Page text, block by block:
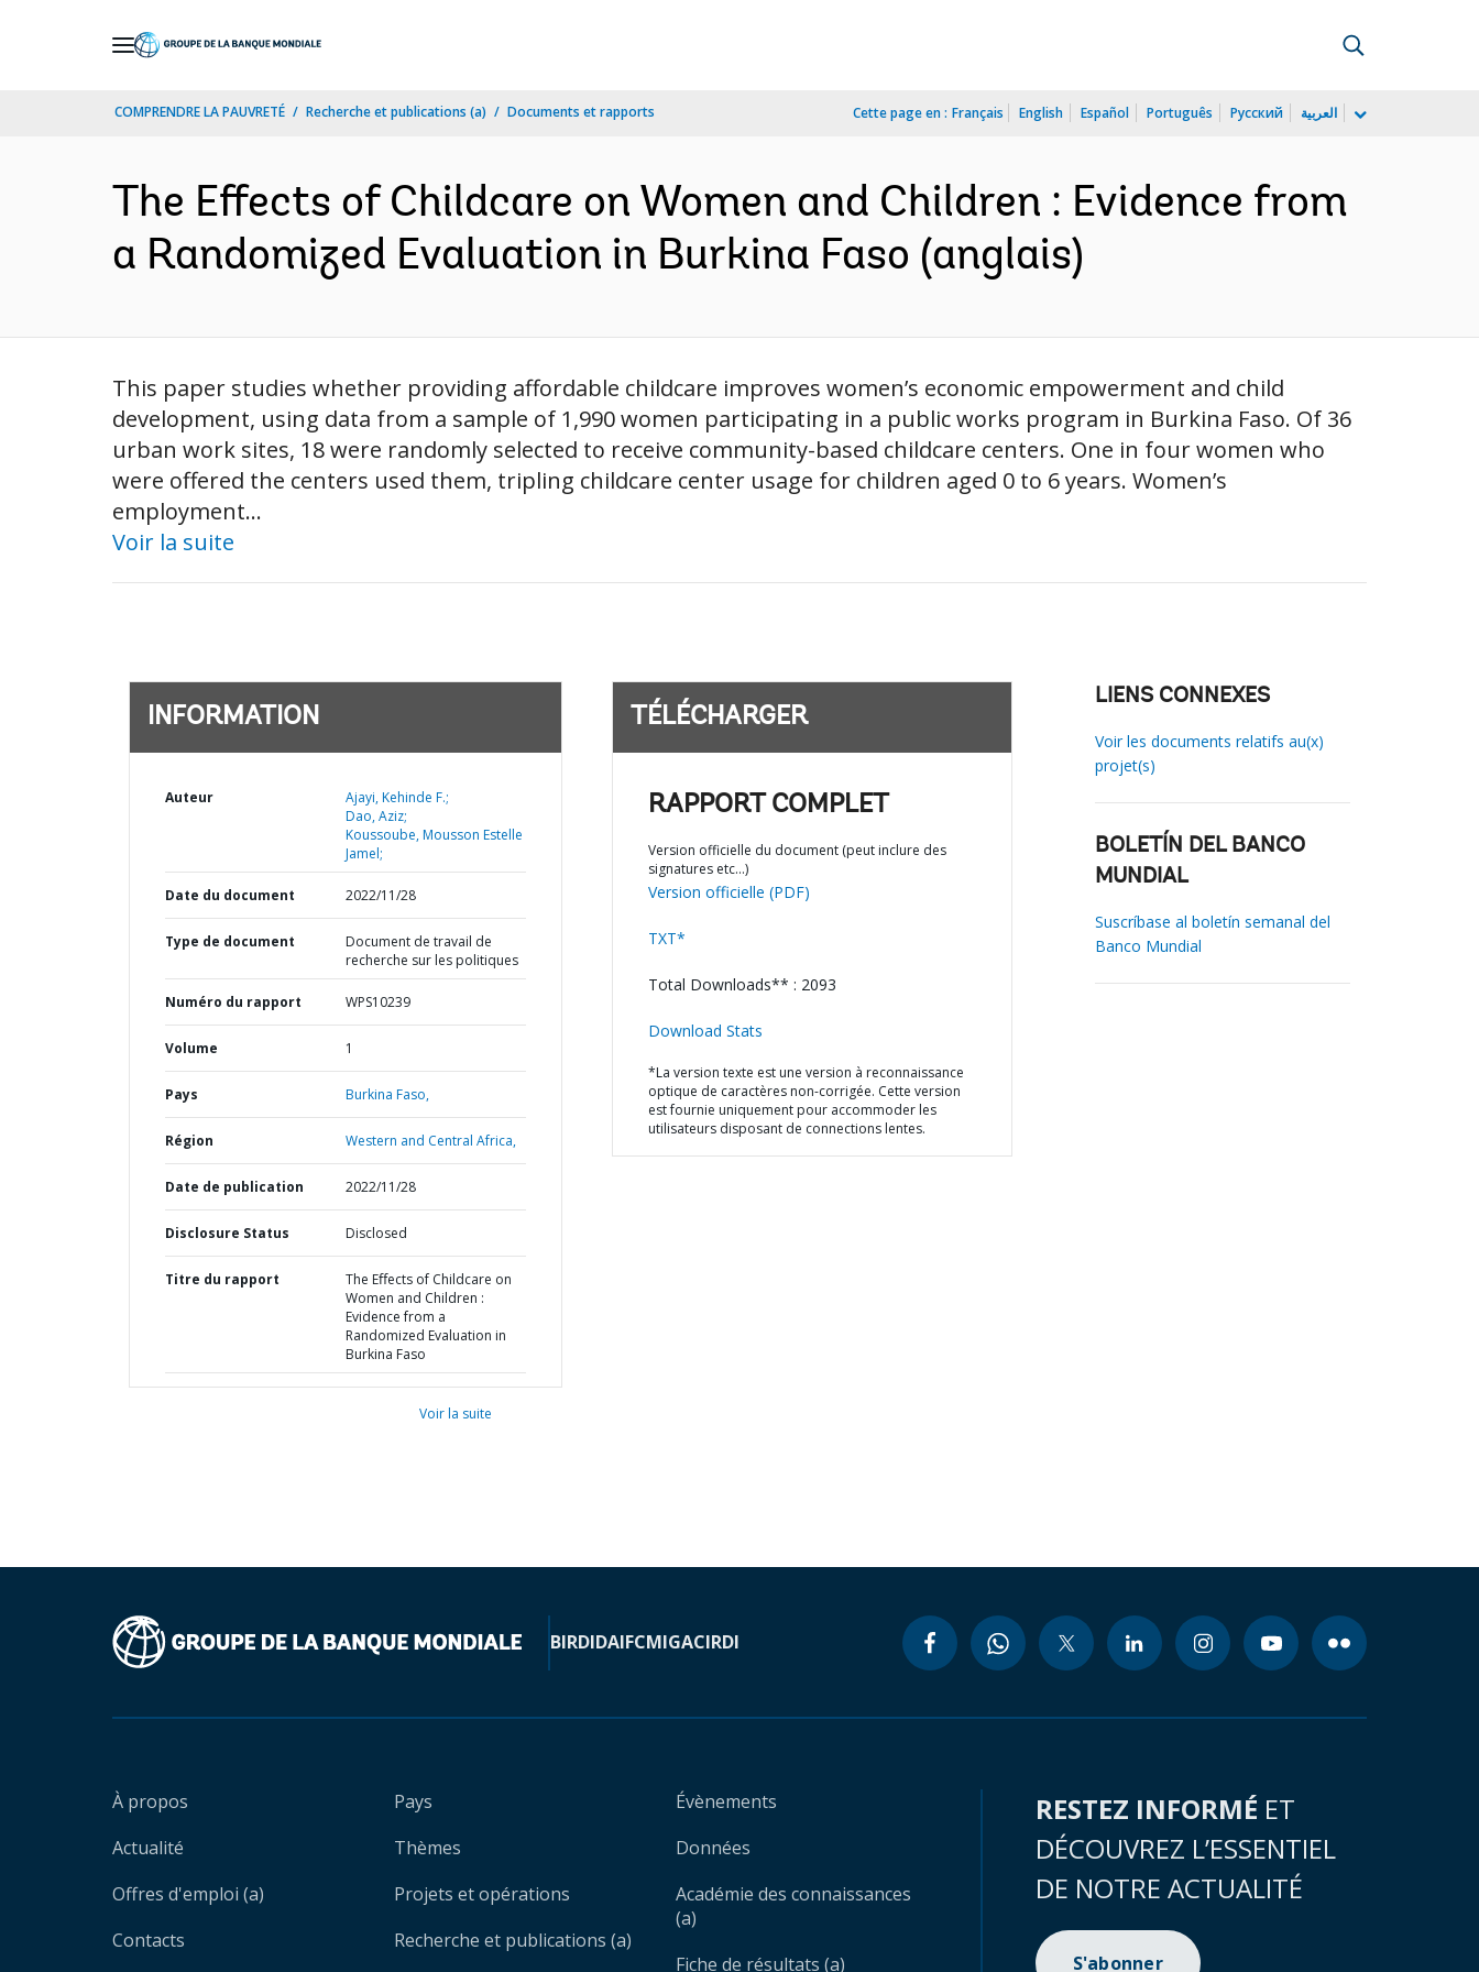
COMPRENDRE LA PAUVRETÉ Recherche et publications (a) Documents et rapports Cette page en : Français English Español Português Русский العربية
The Eﬀects of Childcare on Women and Children : Evidence from
a Randomized Evaluation in Burkina Faso (anglais)
This paper studies whether providing affordable childcare improves women’s economic empowerment and child
development, using data from a sample of 1,990 women participating in a public works program in Burkina Faso. Of 36
urban work sites, 18 were randomly selected to receive community-based childcare centers. One in four women who
were offered the centers used them, tripling childcare center usage for children aged 0 to 6 years. Women’s
employment...
Voir la suite
INFORMATION
Auteur
Ajayi, Kehinde F.;
Dao, Aziz;
Koussoube, Mousson Estelle
Jamel;
Date du document 2022/11/28
Type de document
Document de travail de
recherche sur les politiques
Numéro du rapport WPS10239
Volume 1
Pays Burkina Faso,
Région Western and Central Africa,
Date de publication 2022/11/28
Disclosure Status Disclosed
Titre du rapport
The Eﬀects of Childcare on
Women and Children :
Evidence from a
Randomized Evaluation in
Burkina Faso
Voir la suite
TÉLÉCHARGER
RAPPORT COMPLET
Version officielle du document (peut inclure des
signatures etc…)
Version officielle (PDF)
TXT*
Total Downloads** : 2093
Download Stats
*La version texte est une version à reconnaissance
optique de caractères non-corrigée. Cette version
est fournie uniquement pour accommoder les
utilisateurs disposant de connections lentes.
LIENS CONNEXES
Voir les documents relatifs au(x)
projet(s)
BOLETÍN DEL BANCO
MUNDIAL
Suscríbase al boletín semanal del
Banco Mundial
BIRDIDAIFCMIGACIRDI
À propos
Actualité
Offres d'emploi (a)
Contacts
Pays
Thèmes
Projets et opérations
Recherche et publications (a)
Évènements
Données
Académie des connaissances
(a)
Fiche de résultats (a)
RESTEZ INFORMÉ ET
DÉCOUVREZ L’ESSENTIEL
DE NOTRE ACTUALITÉ
S'abonner